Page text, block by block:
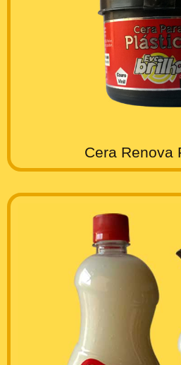
Cera Renova